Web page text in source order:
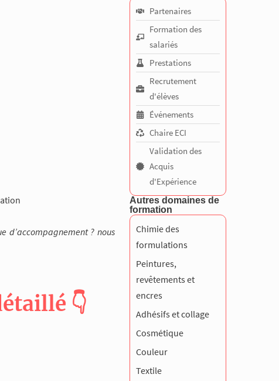
d’accompagnement ? nous
👇
Partenaires
Formation des
salariés
Prestations
Recrutement
d'élèves
Événements
Chaire ECI
Validation des
Acquis
d'Expérience
Autres domaines de
formation
Chimie des
formulations
Peintures,
revêtements et
encres
Adhésifs et collage
Cosmétique
Couleur
Textile